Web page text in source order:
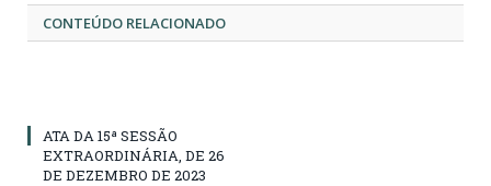
CONTEÚDO RELACIONADO
ATA DA 15ª SESSÃO
EXTRAORDINÁRIA, DE 26
DE DEZEMBRO DE 2023